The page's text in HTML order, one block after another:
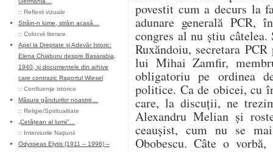
:: Reflexii vizuale
Străin-n lume, străin acasă…
:: Colocvii literare
Apel la Dreptate și Adevăr Istoric:
Elena Chiaburu despre Basarabia,
1940, și documentele din arhive
care contrazic Raportul Wiesel
:: Confluenţe istorice
Măsura gândurilor noastre…
:: Religie/Spiritualitate
„Cetățean al lumii”…
:: Interviurile Naţiunii
Odysseas Elytis (1911 – 1996) –
povestit cum a decurs la
adunare generală PCR,
congres al nu știu
Ruxăndoiu, secretara
lui Mihai Zamfir,
obligatoriu pe ordinea
politice. Ca de obicei, cu
care, la discuții, ne
Alexandru Melian și
ceaușist, cum nu se
Obobescu. Câte o